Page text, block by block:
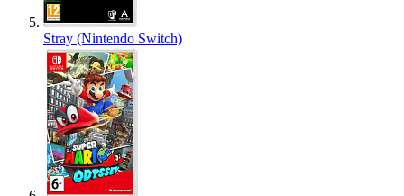
Stray (Nintendo Switch)